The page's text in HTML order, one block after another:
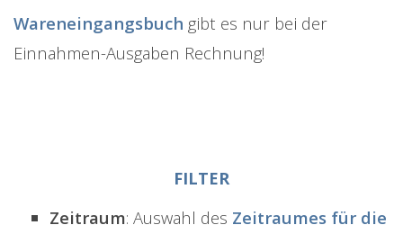
Wareneingangsbuch gibt es nur bei der
Einnahmen-Ausgaben Rechnung!
FILTER
Zeitraum: Auswahl des Zeitraumes für die